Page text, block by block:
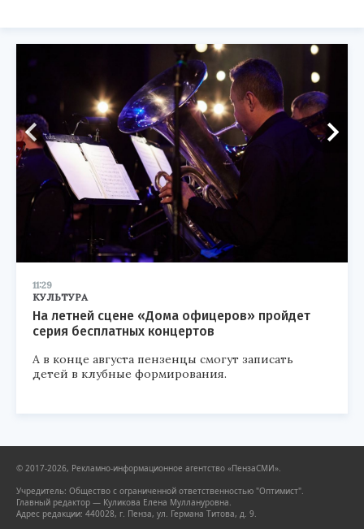
11:29
КУЛЬТУРА
На летней сцене «Дома офицеров» пройдет
серия бесплатных концертов
А в конце августа пензенцы смогут записать
детей в клубные формирования.
© 2017-2026, Рекламно-информационное агентство «ПензаСМИ».
Учредитель: Общество с ограниченной ответственностью "Оптимист".
Главный редактор — Куликова Елена Муллануровна.
Адрес редакции: 440028, г. Пенза, ул. Германа Титова, д. 9.